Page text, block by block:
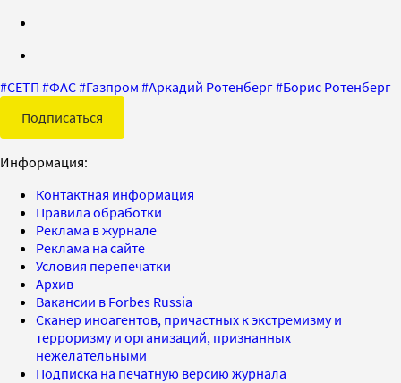
#СЕТП #ФАС#Газпром #Аркадий Ротенберг#Борис Ротенберг
Подписаться
Информация:
Контактная информация
Правила обработки
Реклама в журнале
Реклама на сайте
Условия перепечатки
Архив
Вакансии в Forbes Russia
Сканер иноагентов, причастных к экстремизму и
терроризму и организаций, признанных
нежелательными
Подписка на печатную версию журнала